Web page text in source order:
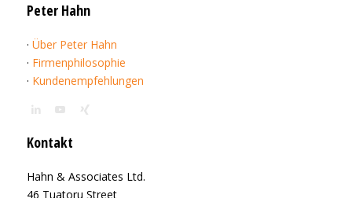
Peter Hahn
· Über Peter Hahn
· Firmenphilosophie
· Kundenempfehlungen
Kontakt
Hahn & Associates Ltd.
46 Tuatoru Street